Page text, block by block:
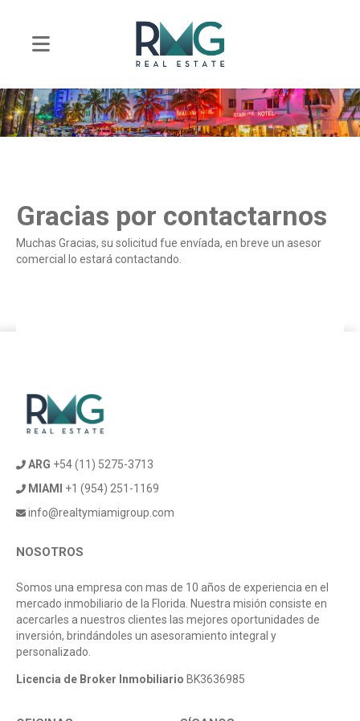
Gracias por contactarnos
Muchas Gracias, su solicitud fue envíada, en breve un asesor
comercial lo estará contactando.
ARG +54 (11) 5275-3713
MIAMI
+1 (954) 251-1169
info@realtymiamigroup.com
NOSOTROS
Somos una empresa con mas de 10 años de experiencia en el
mercado inmobiliario de la Florida. Nuestra misión consiste en
acercarles a nuestros clientes las mejores oportunidades de
inversión, brindándoles un asesoramiento integral y
personalizado.
Licencia de Broker Inmobiliario BK3636985